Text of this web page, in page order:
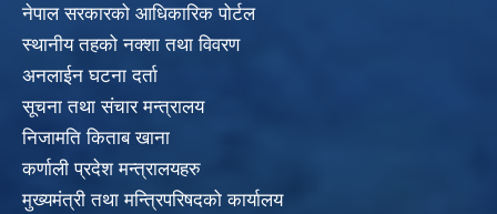
नेपाल सरकारको आधिकारिक पोर्टल
स्थानीय तहको नक्शा तथा विवरण
अनलाईन घटना दर्ता
सूचना तथा संचार मन्त्रालय
निजामति किताब खाना
कर्णाली प्रदेश मन्त्रालयहरु
मुख्यमंत्री तथा मन्त्रिपरिषदको कार्यालय